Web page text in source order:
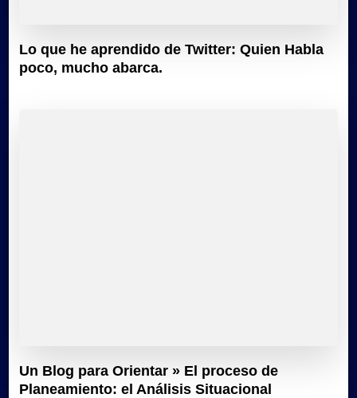
Lo que he aprendido de Twitter: Quien Habla
poco, mucho abarca.
Un Blog para Orientar » El proceso de
Planeamiento: el Análisis Situacional